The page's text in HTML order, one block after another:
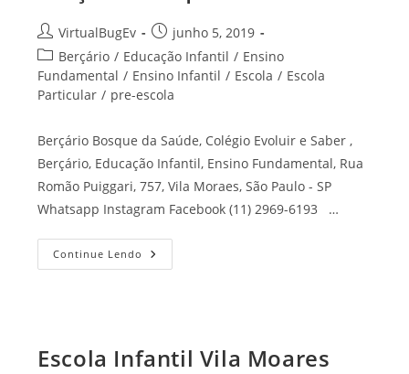
VirtualBugEv
junho 5, 2019
Berçário / Educação Infantil / Ensino
Fundamental / Ensino Infantil / Escola / Escola
Particular / pre-escola
Berçário Bosque da Saúde, Colégio Evoluir e Saber ,
Berçário, Educação Infantil, Ensino Fundamental, Rua
Romão Puiggari, 757, Vila Moraes, São Paulo - SP
Whatsapp Instagram Facebook (11) 2969-6193 …
Continue Lendo
Escola Infantil Vila Moares